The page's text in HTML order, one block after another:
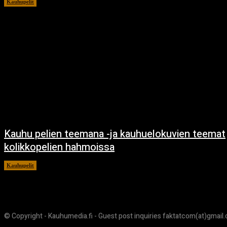
Kauhupelit
Kauhu pelien teemana -ja kauhuelokuvien teemat
kolikkopelien hahmoissa
Kauhupelit
© Copyright - Kauhumedia.fi - Guest post inquiries